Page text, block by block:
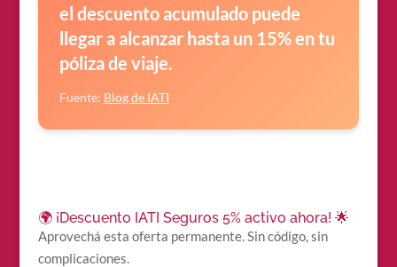
el descuento acumulado puede
llegar a alcanzar hasta un 15% en tu
póliza de viaje.
Fuente: Blog de IATI
🌍 ¡Descuento IATI Seguros 5% activo ahora! 🌟
Aprovechá esta oferta permanente. Sin código, sin
complicaciones.